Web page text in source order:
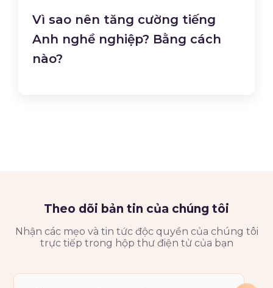
Vì sao nên tăng cường tiếng
Anh nghề nghiệp? Bằng cách
nào?
Theo dõi bản tin của chúng tôi
Nhận các mẹo và tin tức độc quyền của chúng tôi
trực tiếp trong hộp thư điện tử của bạn